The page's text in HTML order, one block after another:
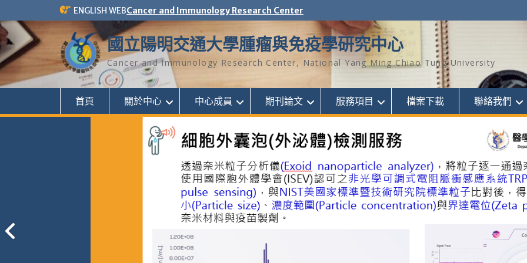
to
content
ENGLISH WEBCancer and Immunology Research Center
國立陽明交通大學腫瘤與免疫學研究中心
Cancer and Immunology Research Center, National Yang Ming Chiao Tung University
首頁 關於中心 中心成員 期刊論文 服務項目 檔案下載 聯絡我們